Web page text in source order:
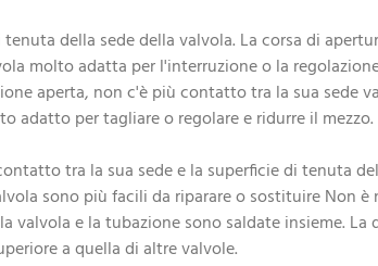
della sede della valvola. La corsa di
molto adatta per l'interruzione o la
aperta, non c'è più contatto tra la sua sede
per tagliare o regolare e ridurre il
tra la sua sede e la superficie di tenuta
sono più facili da riparare o sostituire Non
e la tubazione sono saldate insieme.
a quella di altre valvole.